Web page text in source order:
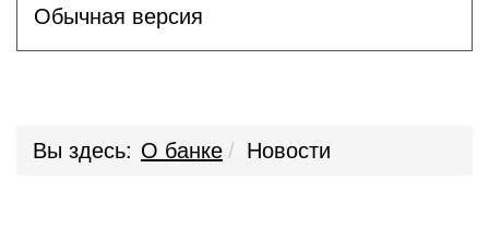
Обычная версия
Вы здесь: О банке Новости